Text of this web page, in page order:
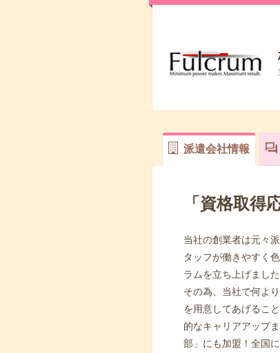
派遣会社情報
「資格取得
当社の創業者は元々
タッフが働きやすく
ラムを立ち上げました
その為、当社で何よ
を用意してあげるこ
的なキャリアアップ
部」にも加盟！全国